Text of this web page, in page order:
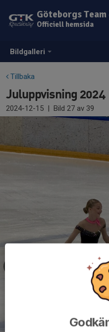
Bildgalleri
Göteborgs
Officiell hemsida
Tillbaka
Juluppvisning 2024
2024-12-15 | Bild 27 av 39